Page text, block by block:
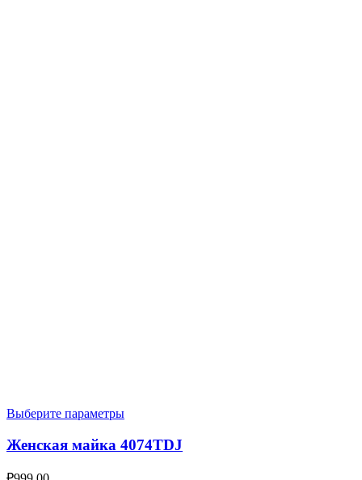
Выберите параметры
Женская майка 4074TDJ